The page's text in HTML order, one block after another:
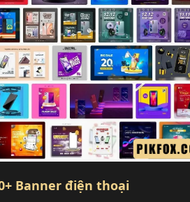
Banner điện thoại